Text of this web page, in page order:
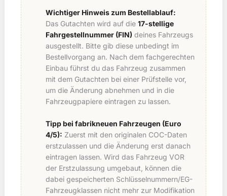
Wichtiger Hinweis zum Bestellablauf:
Das Gutachten wird auf die 17-stellige
Fahrgestellnummer (FIN) deines Fahrzeugs
ausgestellt. Bitte gib diese unbedingt im
Bestellvorgang an. Nach dem fachgerechten
Einbau führst du das Fahrzeug zusammen
mit dem Gutachten bei einer Prüfstelle vor,
um die Änderung abnehmen und in die
Fahrzeugpapiere eintragen zu lassen.
Tipp bei fabrikneuen Fahrzeugen (Euro
4/5): Zuerst mit den originalen COC-Daten
erstzulassen und die Änderung erst danach
eintragen lassen. Wird das Fahrzeug VOR
der Erstzulassung umgebaut, können die
dabei gespeicherten Schlüsselnummern/EG-
Fahrzeugklassen nicht mehr zur Modifikation